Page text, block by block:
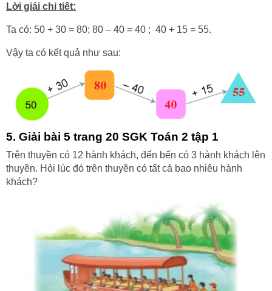
Lời giải chi tiết:
Ta có: 50 + 30 = 80; 80 – 40 = 40 ; 40 + 15 = 55.
Vậy ta có kết quả như sau:
5. Giải bài 5 trang 20 SGK Toán 2 tập 1
Trên thuyền có 12 hành khách, đến bến có 3 hành khách lên
thuyền. Hỏi lúc đó trên thuyền có tất cả bao nhiêu hành
khách?